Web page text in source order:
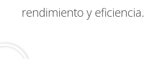
rendimiento y eficiencia.